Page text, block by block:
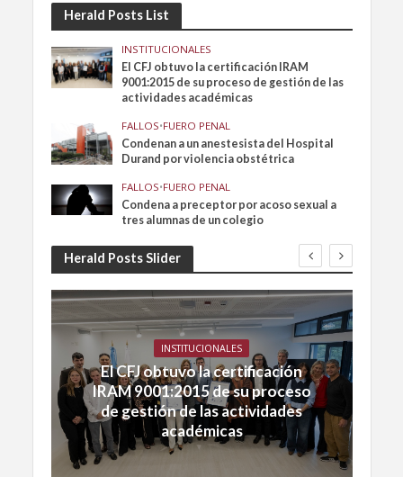
Herald Posts List
INSTITUCIONALES
El CFJ obtuvo la certificación IRAM
9001:2015 de su proceso de gestión de las
actividades académicas
FALLOS•FUERO PENAL
Condenan a un anestesista del Hospital
Durand por violencia obstétrica
FALLOS•FUERO PENAL
Condena a preceptor por acoso sexual a
tres alumnas de un colegio
Herald Posts Slider
INSTITUCIONALES
El CFJ obtuvo la certificación
IRAM 9001:2015 de su proceso
de gestión de las actividades
académicas